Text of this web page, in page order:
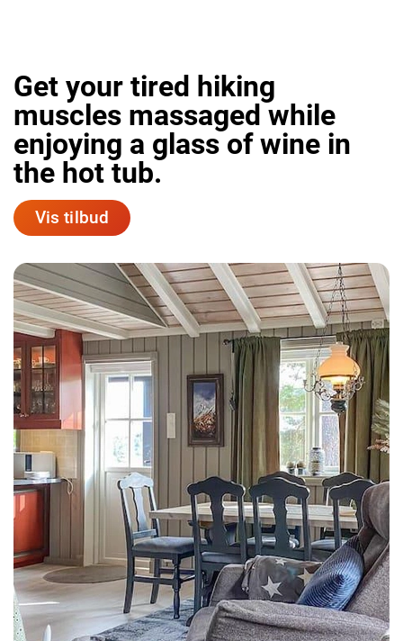
Get your tired hiking
muscles massaged while
enjoying a glass of wine in
the hot tub.
Vis tilbud